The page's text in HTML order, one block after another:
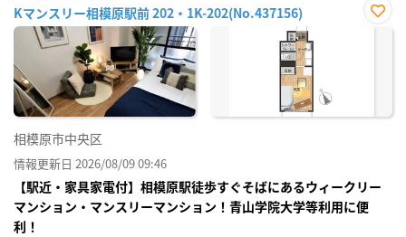
Kマンスリー相模原駅前 202・1K-202(No.437156)
お気
相模原市中央区
情報更新日 2026/08/09 09:46
【駅近・家具家電付】相模原駅徒歩すぐそばにあるウィークリー
マンション・マンスリーマンション！青山学院大学等利用に便
利！